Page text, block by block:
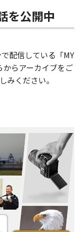
を公開中
配信している「MY
からアーカイブをご
みください。